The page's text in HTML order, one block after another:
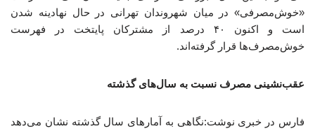
«خوش‌مصرفی» در میان شهروندان تهرانی در حال نهادینه شدن
است و اکنون ۴۰ درصد از مشترکان پایتخت در فهرست
خوش‌مصرف‌ها قرار گرفته‌اند.
عقب‌نشینی مصرف نسبت به سال‌های گذشته
فارس در خبری نوشت:نگاهی به آمارهای سال گذشته نشان می‌دهد